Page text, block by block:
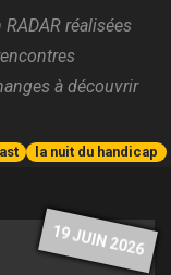
réalisées
à découvrir
la nuit du handicap
19 JUIN 2026